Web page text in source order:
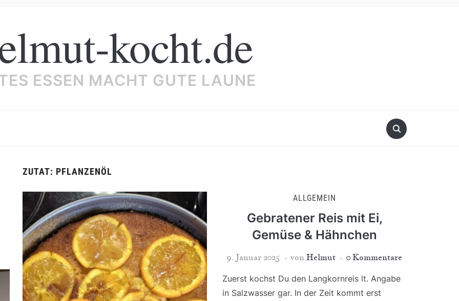
kocht.de
ESSEN MACHT GUTE LAUNE
ZUTAT: PFLANZENÖL
ALLGEMEIN
Gebratener Reis mit Ei,
Gemüse & Hähnchen
9. Januar 2025 von Helmut 0 Kommentare
Zuerst kochst Du den Langkornreis lt. Angabe
in Salzwasser gar. In der Zeit kommt erst